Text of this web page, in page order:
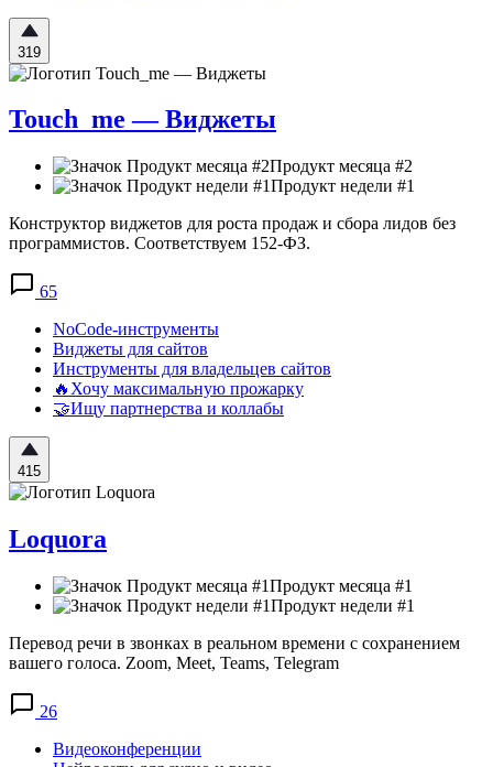
319
Touch_me — Виджеты
Продукт месяца #2
Продукт недели #1
Конструктор виджетов для роста продаж и сбора лидов без
программистов. Соответствуем 152-ФЗ.
65
NoCode-инструменты
Виджеты для сайтов
Инструменты для владельцев сайтов
🔥Хочу максимальную прожарку
🤝Ищу партнерства и коллабы
415
Loquora
Продукт месяца #1
Продукт недели #1
Перевод речи в звонках в реальном времени с сохранением
вашего голоса. Zoom, Meet, Teams, Telegram
26
Видеоконференции